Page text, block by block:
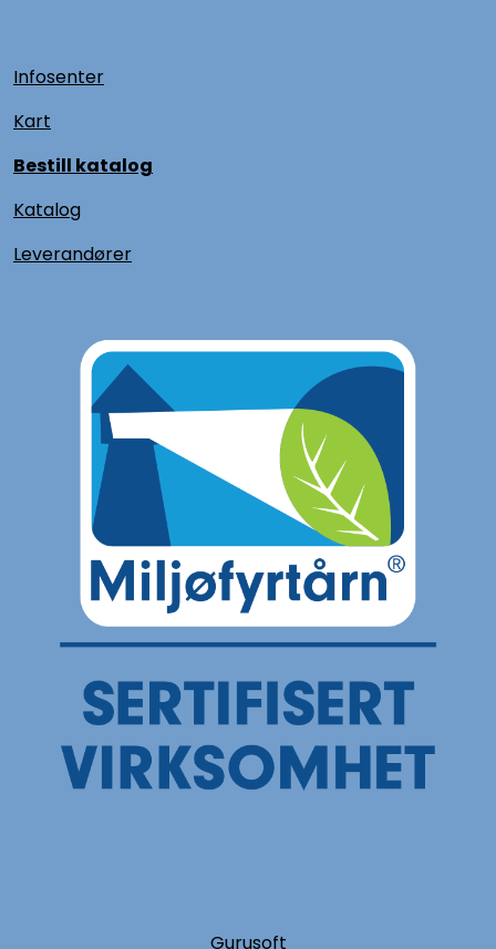
Infosenter
Kart
Bestill katalog
Katalog
Leverandører
Gurusoft